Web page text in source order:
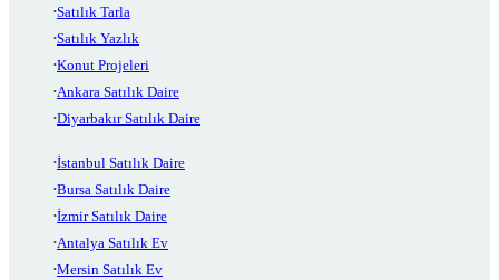
Satılık Tarla
Satılık Yazlık
Konut Projeleri
Ankara Satılık Daire
Diyarbakır Satılık Daire
İstanbul Satılık Daire
Bursa Satılık Daire
İzmir Satılık Daire
Antalya Satılık Ev
Mersin Satılık Ev